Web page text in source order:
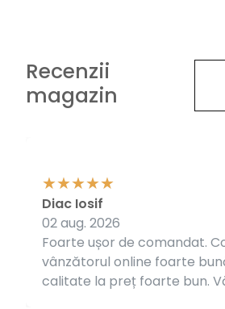
Recenzii
magazin
Foarte ușor de comandat.
vânzătorul online foarte
calitate la preț foarte bun.
Diac Iosif
02 aug. 2026